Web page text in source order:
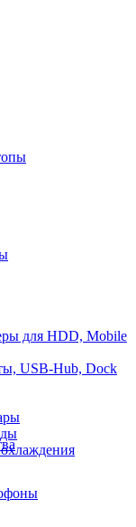
для HDD, Mobile
USB-Hub, Dock